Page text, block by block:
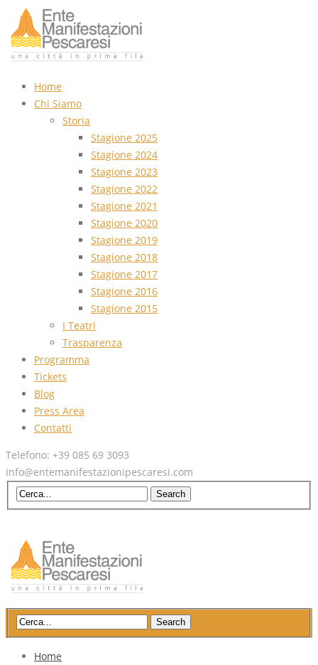
Home
Chi Siamo
Storia
Stagione 2025
Stagione 2024
Stagione 2023
Stagione 2022
Stagione 2021
Stagione 2020
Stagione 2019
Stagione 2018
Stagione 2017
Stagione 2016
Stagione 2015
I Teatri
Trasparenza
Programma
Tickets
Blog
Press Area
Contatti
Telefono: +39 085 69 3093
info@entemanifestazionipescaresi.com
Home